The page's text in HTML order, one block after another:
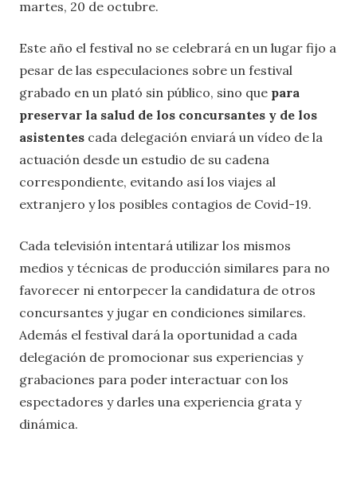
martes, 20 de octubre.
Este año el festival no se celebrará en un lugar fijo a
pesar de las especulaciones sobre un festival
grabado en un plató sin público, sino que para
preservar la salud de los concursantes y de los
asistentes cada delegación enviará un vídeo de la
actuación desde un estudio de su cadena
correspondiente, evitando así los viajes al
extranjero y los posibles contagios de Covid-19.
Cada televisión intentará utilizar los mismos
medios y técnicas de producción similares para no
favorecer ni entorpecer la candidatura de otros
concursantes y jugar en condiciones similares.
Además el festival dará la oportunidad a cada
delegación de promocionar sus experiencias y
grabaciones para poder interactuar con los
espectadores y darles una experiencia grata y
dinámica.